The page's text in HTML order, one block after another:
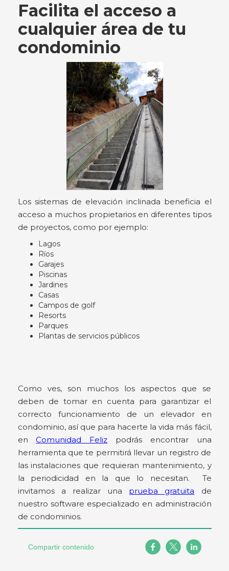
Facilita el acceso a
cualquier área de tu
condominio
Los sistemas de elevación inclinada beneficia el
acceso a muchos propietarios en diferentes tipos
de proyectos, como por ejemplo:
Lagos
Ríos
Garajes
Piscinas
Jardines
Casas
Campos de golf
Resorts
Parques
Plantas de servicios públicos
Como ves, son muchos los aspectos que se
deben de tomar en cuenta para garantizar el
correcto funcionamiento de un elevador en
condominio, así que para hacerte la vida más fácil,
enComunidad Feliz podrás encontrar una
herramienta que te permitirá llevar un registro de
las instalaciones que requieran mantenimiento, y
la periodicidad en la que lo necesitan. Te
invitamos a realizar una prueba gratuita de
nuestro software especializado en administración
de condominios.
Compartir contenido